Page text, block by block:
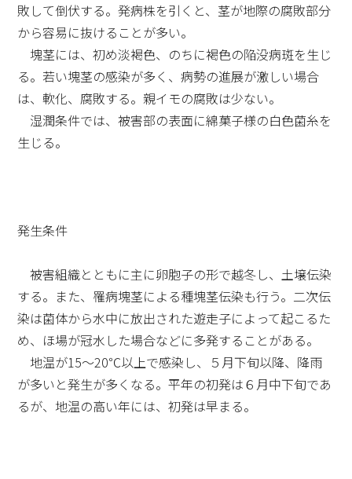
敗して倒伏する。発病株を引くと、茎が地際の腐敗部分
から容易に抜けることが多い。
塊茎には、初め淡褐色、のちに褐色の陥没病斑を生じ
る。若い塊茎の感染が多く、病勢の進展が激しい場合
は、軟化、腐敗する。親イモの腐敗は少ない。
湿潤条件では、被害部の表面に綿菓子様の白色菌糸を
生じる。
発生条件
被害組織とともに主に卵胞子の形で越冬し、土壌伝染
する。また、罹病塊茎による種塊茎伝染も行う。二次伝
染は菌体から水中に放出された遊走子によって起こるた
め、ほ場が冠水した場合などに多発することがある。
地温が15～20℃以上で感染し、５月下旬以降、降雨
が多いと発生が多くなる。平年の初発は６月中下旬であ
るが、地温の高い年には、初発は早まる。